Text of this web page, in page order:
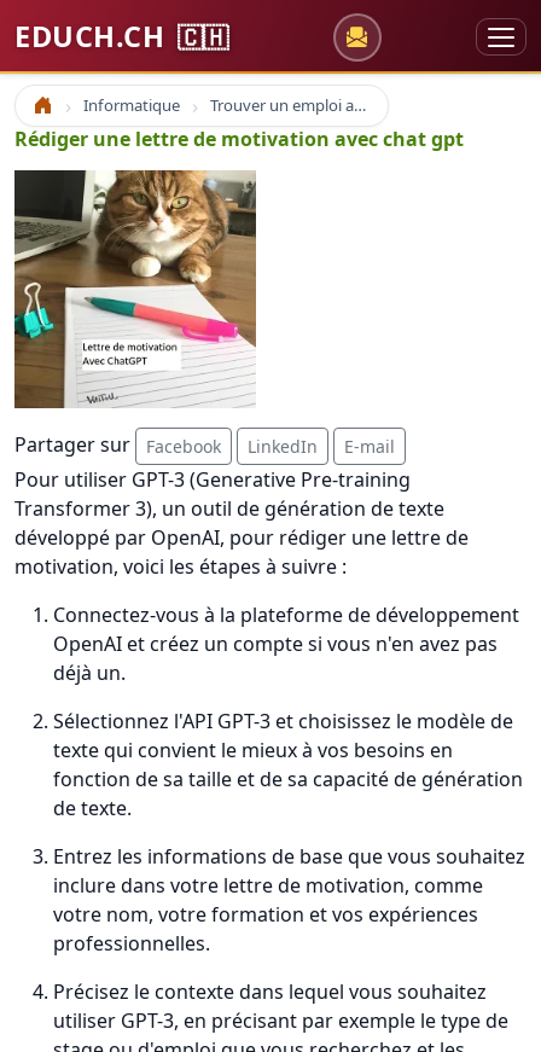
EDUCH.CH 🇨🇭
Accueil Informatique Trouver un emploi avec Internet
Rédiger une lettre de motivation avec chat gpt
Partager sur Facebook LinkedIn E-mail
Pour utiliser GPT-3 (Generative Pre-training
Transformer 3), un outil de génération de texte
développé par OpenAI, pour rédiger une lettre de
motivation, voici les étapes à suivre :
Connectez-vous à la plateforme de développement
OpenAI et créez un compte si vous n'en avez pas
déjà un.
Sélectionnez l'API GPT-3 et choisissez le modèle de
texte qui convient le mieux à vos besoins en
fonction de sa taille et de sa capacité de génération
de texte.
Entrez les informations de base que vous souhaitez
inclure dans votre lettre de motivation, comme
votre nom, votre formation et vos expériences
professionnelles.
Précisez le contexte dans lequel vous souhaitez
utiliser GPT-3, en précisant par exemple le type de